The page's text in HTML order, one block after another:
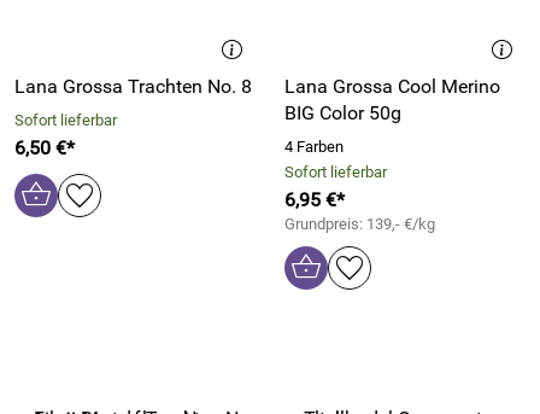
Lana Grossa Trachten No. 8
Sofort lieferbar
6,50 €*
Lana Grossa Cool Merino
BIG Color 50g
4 Farben
Sofort lieferbar
6,95 €*
Grundpreis: 139,- €/kg